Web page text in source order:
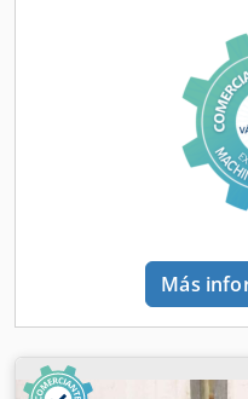
Más